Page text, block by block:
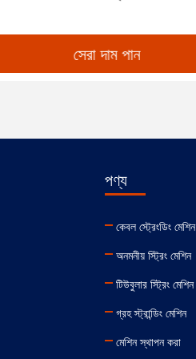
সেরা দাম পান
পণ্য
কেবল স্ট্রেংডিং মেশিন
অনমনীয় স্ট্রিং মেশিন
টিউবুলার স্ট্রিং মেশিন
গ্রহ স্ট্রান্ডিং মেশিন
মেশিন স্থাপন করা